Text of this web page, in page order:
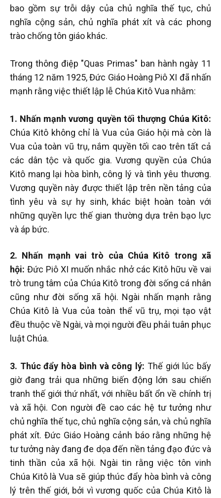
bao gồm sự trỗi dậy của chủ nghĩa thế tục, chủ
nghĩa cộng sản, chủ nghĩa phát xít và các phong
trào chống tôn giáo khác.
Trong thông điệp "Quas Primas" ban hành ngày 11
tháng 12 năm 1925, Đức Giáo Hoàng Piô XI đã nhấn
mạnh rằng việc thiết lập lễ Chúa Kitô Vua nhằm:
1. Nhấn mạnh vương quyền tối thượng Chúa Kitô:
Chúa Kitô không chỉ là Vua của Giáo hội mà còn là
Vua của toàn vũ trụ, nắm quyền tối cao trên tất cả
các dân tộc và quốc gia. Vương quyền của Chúa
Kitô mang lại hòa bình, công lý và tình yêu thương.
Vương quyền này được thiết lập trên nền tảng của
tình yêu và sự hy sinh, khác biệt hoàn toàn với
những quyền lực thế gian thường dựa trên bạo lực
và áp bức.
2. Nhấn mạnh vai trò của Chúa Kitô trong xã
hội:Đức Piô XI muốn nhắc nhở các Kitô hữu về vai
trò trung tâm của Chúa Kitô trong đời sống cá nhân
cũng như đời sống xã hội. Ngài nhấn mạnh rằng
Chúa Kitô là Vua của toàn thể vũ trụ, mọi tạo vật
đều thuộc về Ngài, và mọi người đều phải tuân phục
luật Chúa.
3. Thúc đẩy hòa bình và công lý: Thế giới lúc bấy
giờ đang trải qua những biến động lớn sau chiến
tranh thế giới thứ nhất, với nhiều bất ổn về chính trị
và xã hội. Con người đề cao các hệ tư tưởng như
chủ nghĩa thế tục, chủ nghĩa cộng sản, và chủ nghĩa
phát xít. Đức Giáo Hoàng cảnh báo rằng những hệ
tư tưởng này đang đe dọa đến nền tảng đạo đức và
tinh thần của xã hội. Ngài tin rằng việc tôn vinh
Chúa Kitô là Vua sẽ giúp thúc đẩy hòa bình và công
lý trên thế giới, bởi vì vương quốc của Chúa Kitô là